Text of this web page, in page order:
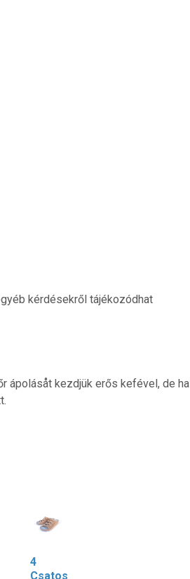
kérdésekről tájékozódhat
ápolásåt kezdjük erős kefével, de ha
4
Csatos